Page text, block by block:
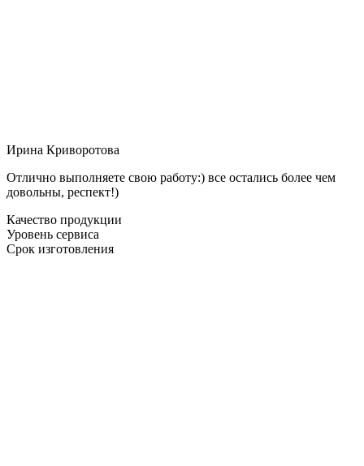
Ирина Криворотова
Отлично выполняете свою работу:) все остались более чем
довольны, респект!)
Качество продукции
Уровень сервиса
Срок изготовления